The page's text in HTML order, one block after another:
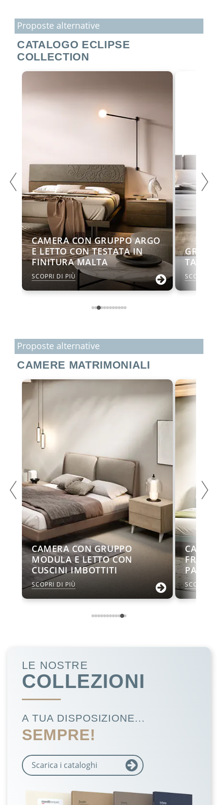
Proposte alternative
CATALOGO ECLIPSE
COLLECTION
CAMERA CON GRUPPO ARGO
E LETTO CON TESTATA IN
FINITURA MALTA
SCOPRI DI PIÙ
TAKE
SCOPRI
Proposte alternative
CAMERE MATRIMONIALI
CAMERA CON GRUPPO
MODULA E LETTO CON
CUSCINI IMBOTTITI
SCOPRI DI PIÙ SCOPRI
LE NOSTRE
COLLEZIONI
A TUA DISPOSIZIONE...
SEMPRE!
Scarica i cataloghi